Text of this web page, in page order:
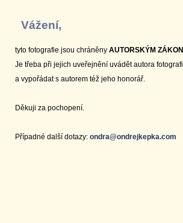
Vážení,
tyto fotografie jsou chráněny AUTORSKÝM
Je třeba při jejich uveřejnění uvádět autora
a vypořádat s autorem též jeho honorář.
Děkuji za pochopení.
Případné další dotazy: ondra@ondrejkepka.com